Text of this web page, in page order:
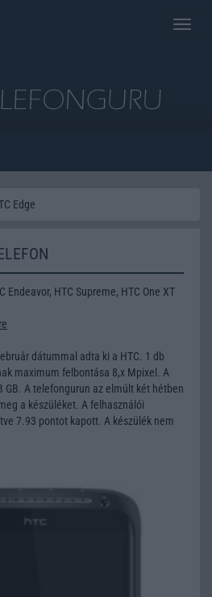
Toggle
Edge
Endeavor, HTC Supreme, HTC One XT
dátummal adta ki a HTC. 1 db
maximum felbontása 8,x Mpixel. A
GB. A telefongurun az elmúlt két hétben
a készüléket. A felhasználói
7.93 pontot kapott. A készülék nem